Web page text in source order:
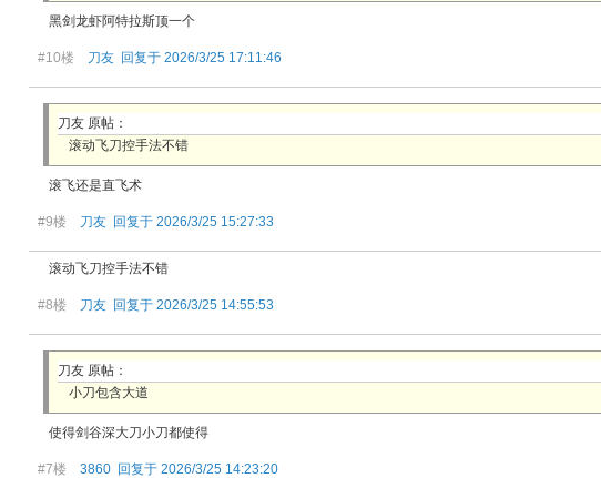
黑剑龙虾阿特拉斯顶一个
#10楼 刀友 回复于 2026/3/25 17:11:46
刀友 原帖：
滚动飞刀控手法不错
滚飞还是直飞术
#9楼 刀友 回复于 2026/3/25 15:27:33
滚动飞刀控手法不错
#8楼 刀友 回复于 2026/3/25 14:55:53
刀友 原帖：
小刀包含大道
使得剑谷深大刀小刀都使得
#7楼 3860 回复于 2026/3/25 14:23:20